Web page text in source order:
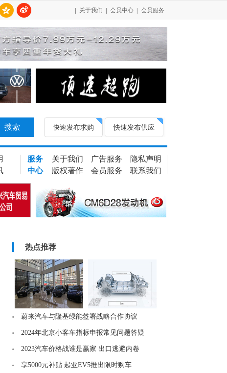
关于我们 会员中心 会员服务
搜索 快速发布求购 快速发布供应
服务
中心
关于我们 广告服务
隐私声明
版权著作
会员服务 联系我们
热点推荐
蔚来汽车与隆基绿能签署战略合作协议
2024年北京小客车指标申报常见问题答疑
2023汽车价格战谁是赢家 出口逃避内卷
享5000元补贴 起亚EV5推出限时购车